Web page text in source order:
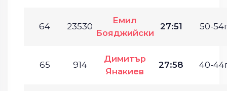
64 23530
Емил
Бояджийски
27:51 50-
65 914
Димитър
Янакиев
27:58 40-